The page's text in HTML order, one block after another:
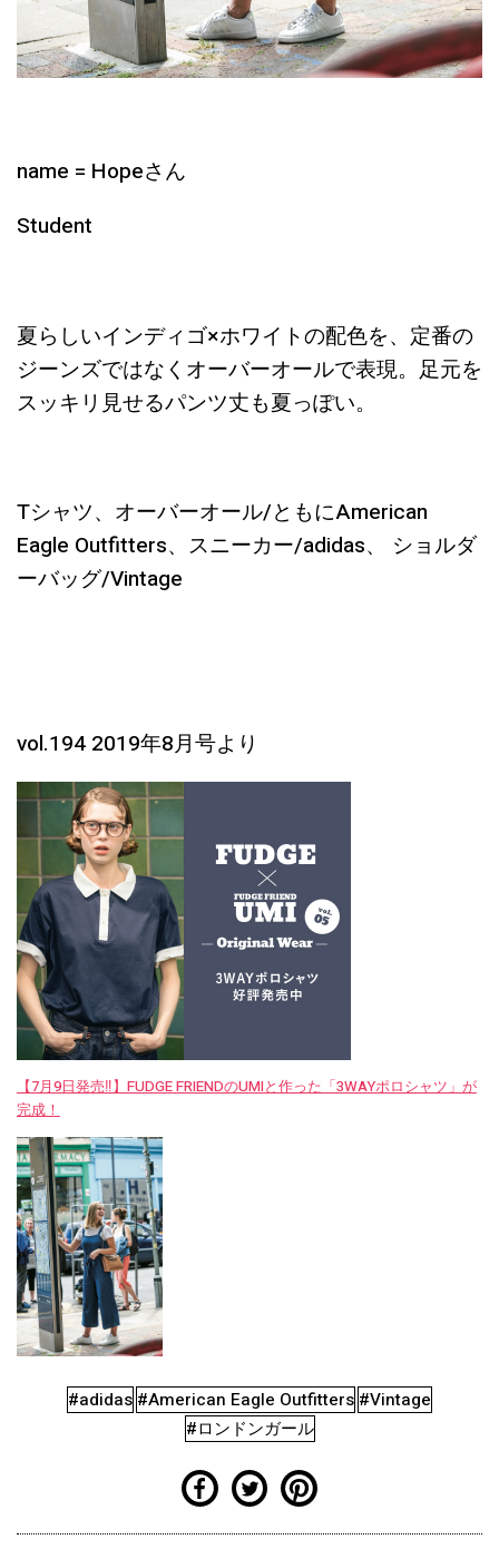
name = Hopeさん
Student
夏らしいインディゴ×ホワイトの配色を、定番の
ジーンズではなくオーバーオールで表現。足元を
スッキリ見せるパンツ丈も夏っぽい。
Tシャツ、オーバーオール/ともにAmerican
Eagle Outfitters、スニーカー/adidas、 ショルダ
ーバッグ/Vintage
vol.194 2019年8月号より
【7月9日発売‼︎】FUDGE FRIENDのUMIと作った「3WAYポロシャツ」が
完成！
#adidas #American Eagle Outfitters #Vintage
#ロンドンガール